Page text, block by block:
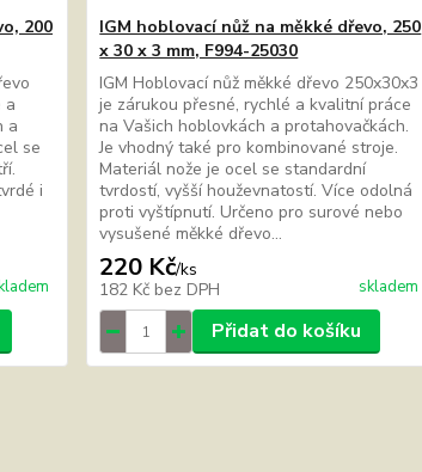
200
a
a
se
i
IGM hoblovací nůž na měkké dřevo, 250
x 30 x 3 mm, F994-25030
IGM Hoblovací nůž měkké dřevo 250x30x3
je zárukou přesné, rychlé a kvalitní práce
na Vašich hoblovkách a protahovačkách.
Je vhodný také pro kombinované stroje.
Materiál nože je ocel se standardní
tvrdostí, vyšší houževnatostí. Více odolná
proti vyštípnutí. Určeno pro surové nebo
vysušené měkké dřevo...
220 Kč/ks
182 Kč bez DPH skladem
Přidat do košíku